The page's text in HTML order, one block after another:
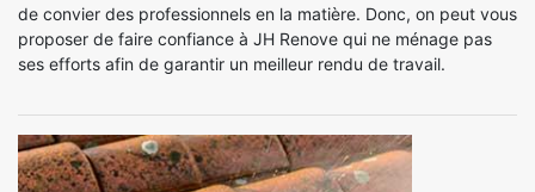
de convier des professionnels en la matière. Donc, on peut vous
proposer de faire confiance à JH Renove qui ne ménage pas
ses efforts afin de garantir un meilleur rendu de travail.